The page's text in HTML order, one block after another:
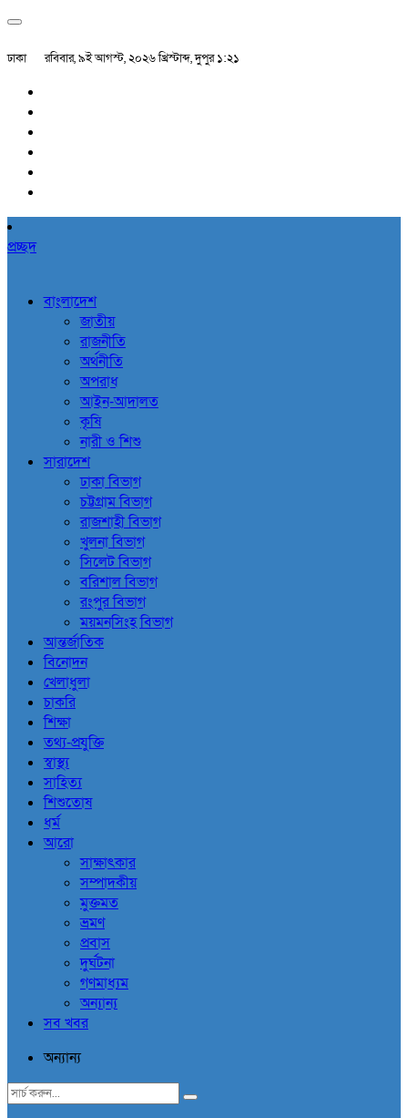
ঢাকা রবিবার, ৯ই আগস্ট, ২০২৬ খ্রিস্টাব্দ, দুপুর ১:২১
প্রচ্ছদ
বাংলাদেশ
জাতীয়
রাজনীতি
অর্থনীতি
অপরাধ
আইন-আদালত
কৃষি
নারী ও শিশু
সারাদেশ
ঢাকা বিভাগ
চট্টগ্রাম বিভাগ
রাজশাহী বিভাগ
খুলনা বিভাগ
সিলেট বিভাগ
বরিশাল বিভাগ
রংপুর বিভাগ
ময়মনসিংহ বিভাগ
আন্তর্জাতিক
বিনোদন
খেলাধুলা
চাকরি
শিক্ষা
তথ্য-প্রযুক্তি
স্বাস্থ্য
সাহিত্য
শিশুতোষ
ধর্ম
আরো
সাক্ষাৎকার
সম্পাদকীয়
মুক্তমত
ভ্রমণ
প্রবাস
দুর্ঘটনা
গণমাধ্যম
অন্যান্য
সব খবর
অন্যান্য